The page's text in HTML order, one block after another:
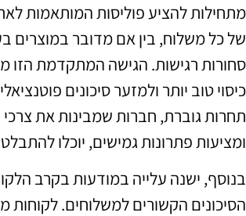
מתחילות להציע פוליסות המותאמות
של כל משלוח, בין אם מדובר במוצרים
סחורות רגישות. הגישה המתקדמת הזו
כיסוי טוב יותר ולמזער סיכונים
תחרות גוברת, חברות שמבינות את צרכי
ומציעות פתרונות גמישים, יוכלו
בנוסף, ישנה עלייה במודעות בקרב
הסיכונים הקשורים למשלוחים. לקוחות